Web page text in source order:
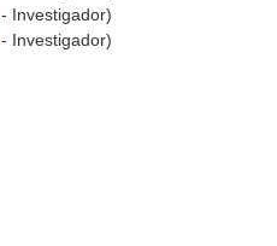
- Investigador)
- Investigador)